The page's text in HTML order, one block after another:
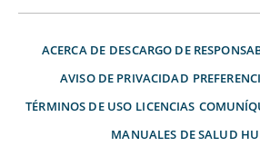
ACERCA DE DESCARGO DE
AVISO DE PRIVACIDAD
TÉRMINOS DE USO LICENCIAS
MANUALES DE SALUD